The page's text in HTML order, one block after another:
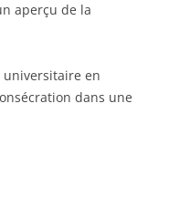
aperçu de la
universitaire en
dans une